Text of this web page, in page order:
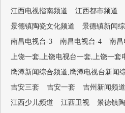
江西电视指南频道
江西都市频道
景德镇陶瓷文化频道
景德镇新闻
南昌电视台-3
南昌电视台-4 南昌
上饶一套,上饶电视台一套,上饶一套
鹰潭新闻综合频道,鹰潭电视台新闻
吉安三套
吉安一套 吉州新闻频道
江西少儿频道
江西卫视 景德镇